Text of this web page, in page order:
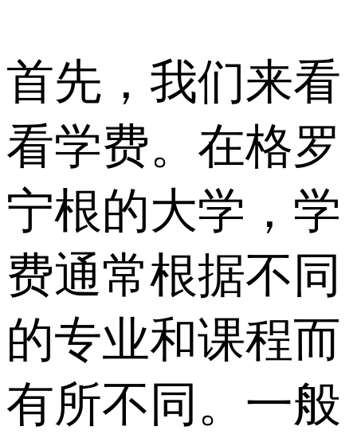
首先，我们来看
看学费。在格罗
宁根的大学，学
费通常根据不同
的专业和课程而
有所不同。一般